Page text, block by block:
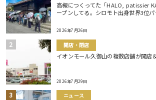
高槻につくってた「HALO, patissier
ープンしてる。シロモト出身世界3位
2026年7月26日
開店・閉店
イオンモール久御山の複数店舗が開店
2026年7月29日
ニュース